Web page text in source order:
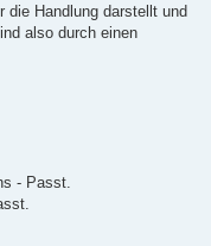
die Handlung darstellt und
also durch einen
- Passt.